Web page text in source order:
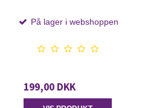
På lager i webshoppen
199,00 DKK